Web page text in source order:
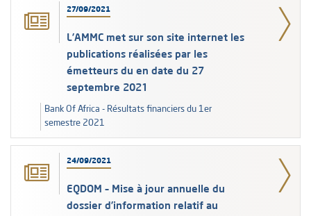
27/09/2021
L’AMMC met sur son site internet les
publications réalisées par les
émetteurs du en date du 27
septembre 2021
Bank Of Africa - Résultats financiers du 1er
semestre 2021
24/09/2021
EQDOM – Mise à jour annuelle du
dossier d’information relatif au